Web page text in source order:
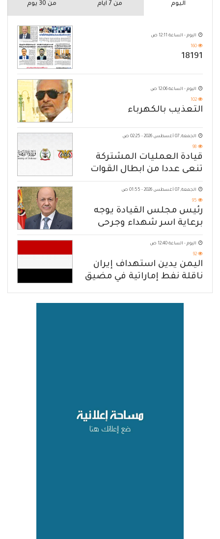
اليوم من 7 ايام من 30 يوم
اليوم - الساعة 12:11 ص
160
18191
اليوم - الساعة 12:06 ص
102
التعذيب بالكهرباء
الجمعة, 07 أغسطس 2026 - 02:25 ص
98
قيادة العمليات المشتركة
تنعى عددا من ابطال القوات
المسلحة
الجمعة, 07 أغسطس 2026 - 01:55 ص
95
رئيس مجلس القيادة يوجه
برعاية اسر شهداء وجرحى
الهجوم الإرهابي الحوثي والرد
الحازم على مصدر التهديد
اليوم - الساعة 12:40 ص
92
اليمن يدين استهداف إيران
ناقلة نفط إماراتية في مضيق